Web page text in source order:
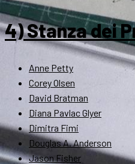
4) Stanza dei
Anne Petty
Corey Olsen
David Bratman
Diana Pavlac Glyer
Dimitra Fimi
Douglas A. Anderson
Jason Fisher